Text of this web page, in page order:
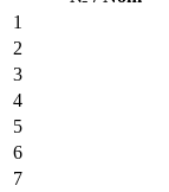
1
2
3
4
5
6
7